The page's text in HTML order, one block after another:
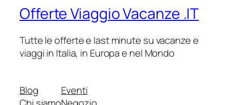
Offerte Viaggio Vacanze .IT
Tutte le offerte e last minute su vacanze e
viaggi in Italia, in Europa e nel Mondo
Blog
Eventi